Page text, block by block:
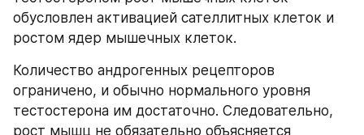
обусловлен активацией сателлитных клеток и
ростом ядер мышечных клеток.
Количество андрогенных рецепторов
ограничено, и обычно нормального уровня
тестостерона им достаточно. Следовательно,
рост мышц не обязательно объясняется